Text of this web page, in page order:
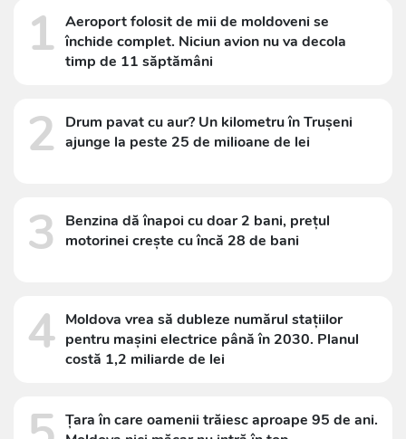
1 Aeroport folosit de mii de moldoveni se
închide complet. Niciun avion nu va decola
timp de 11 săptămâni
2
Drum pavat cu aur? Un kilometru în Trușeni
ajunge la peste 25 de milioane de lei
3
Benzina dă înapoi cu doar 2 bani, prețul
motorinei crește cu încă 28 de bani
4 Moldova vrea să dubleze numărul stațiilor
pentru mașini electrice până în 2030. Planul
costă 1,2 miliarde de lei
Țara în care oamenii trăiesc aproape 95 de ani.